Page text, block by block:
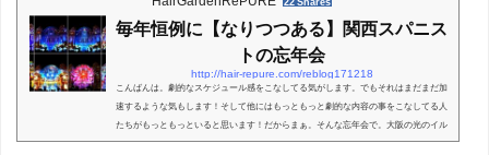
毎年恒例に【なりつつある】関西スパニス
トの忘年会
http://hair-repure.com/reblog171218
こんばんは。劇的なスケジュール感をこなしてる気がします。でもそれはまだまだ加
速するような気もします！そして他にはもっともっと劇的な内容の事をこなしてる人
たちがもっともっといると思います！だからまぁ。そんな忘年会で。大阪の光のイル
ミネーション行ってきました。ってかフレーズあってるのか。しりませんけど。では